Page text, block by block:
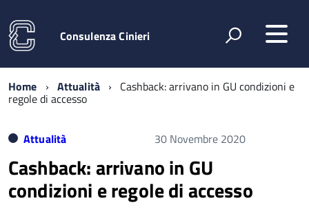
Consulenza Cinieri
Home Attualità Cashback: arrivano in GU condizioni e
regole di accesso
Attualità 30 Novembre 2020
Cashback: arrivano in GU
condizioni e regole di accesso